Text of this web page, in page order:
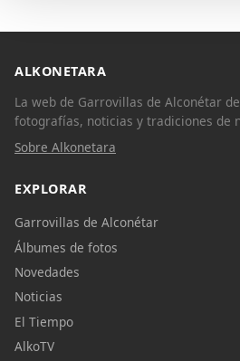
ALKONETARA
La web de Garrovillas de Alconétar
fotografías, noticias y tradiciones de
Sobre Alkonetara
EXPLORAR
Garrovillas de Alconétar
Álbumes de fotos
Novedades
Noticias
El Tiempo
AlkoTV